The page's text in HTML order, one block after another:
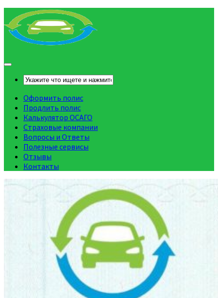
Оформить полис
Продлить полис
Калькулятор ОСАГО
Страховые компании
Вопросы и Ответы
Полезные сервисы
Отзывы
Контакты